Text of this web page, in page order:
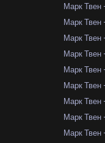
Марк Твен
Марк Твен
Марк Твен
Марк Твен
Марк Твен
Марк Твен
Марк Твен
Марк Твен
Марк Твен